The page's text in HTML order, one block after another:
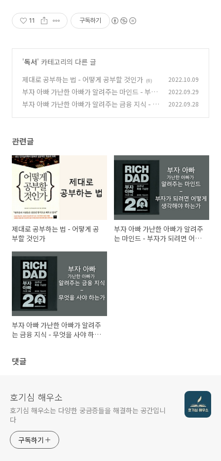
11 구독하기
'독서' 카테고리의 다른 글
제대로 공부하는 법 - 어떻게 공부할 것인가 (6) 2022.10.09
부자 아빠 가난한 아빠가 알려주는 마인드 - 부자
가 되려면 어떻게 생각해야 하는가
(14)
2022.09.29
부자 아빠 가난한 아빠가 알려주는 금융 지식 - 무
2022.09.28
관련글
제대로 공부하는 법 - 어떻게 공
부할 것인가
부자 아빠 가난한 아빠가 알려주
는 마인드 - 부자가 되려면 어떻
부자 아빠 가난한 아빠가 알려주
는 금융 지식 - 무엇을 사야 하는
댓글
호기심 해우소
호기심 해우소는 다양한 궁금증들을 해결하는 공간입니
다
구독하기